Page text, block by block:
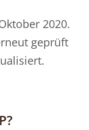
2020.
geprüft